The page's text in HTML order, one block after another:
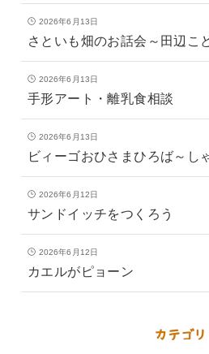
2026年6月13日
さといも畑のお話会～田辺こ
2026年6月13日
手形アート・離乳食相談
2026年6月13日
ビィーゴおひさまひろば～し
2026年6月12日
サンドイッチをつくろう
2026年6月12日
カエルがピョーン
カテゴリ